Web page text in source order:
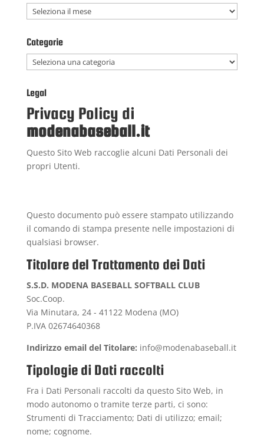
Archivi
Categorie
Categorie
Legal
Privacy Policy di
modenabaseball.it
Questo Sito Web raccoglie alcuni Dati Personali dei
propri Utenti.
Questo documento può essere stampato utilizzando
il comando di stampa presente nelle impostazioni di
qualsiasi browser.
Titolare del Trattamento dei Dati
S.S.D. MODENA BASEBALL SOFTBALL CLUB
Soc.Coop.
Via Minutara, 24 - 41122 Modena (MO)
P.IVA 02674640368
Indirizzo email del Titolare: info@modenabaseball.it
Tipologie di Dati raccolti
Fra i Dati Personali raccolti da questo Sito Web, in
modo autonomo o tramite terze parti, ci sono:
Strumenti di Tracciamento; Dati di utilizzo; email;
nome; cognome.